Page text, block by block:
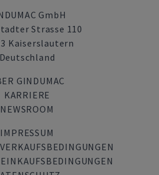
GmbH
Strasse 110
Kaiserslautern
Deutschland
GINDUMAC
KARRIERE
NEWSROOM
IMPRESSUM